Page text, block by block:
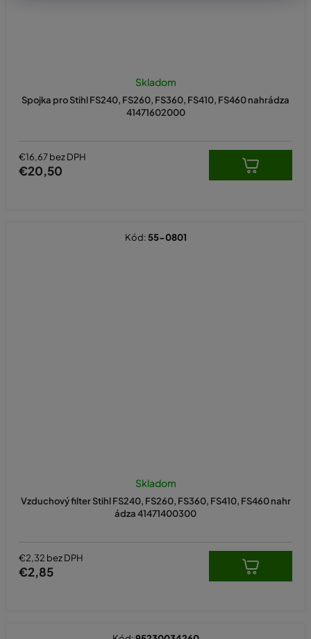
Spojka pro Stihl FS240, FS260, FS360, FS410, FS460 nahrádza
41471602000
Skladom
€16,67 bez DPH
€20,50
Vzduchový filter Stihl FS240, FS260, FS360, FS410, FS460 nahr
ádza 41471400300
Skladom
€2,32 bez DPH
€2,85
Kód: 55-0801